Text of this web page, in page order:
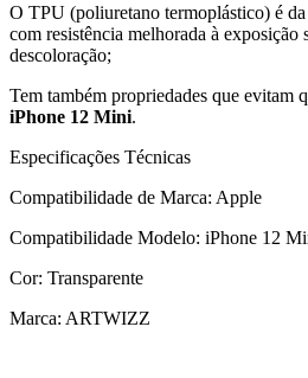
O TPU (poliuretano termoplástico) é
com resistência melhorada à exposição
descoloração;
Tem também propriedades que evitam
iPhone 12 Mini.
Especificações Técnicas
Compatibilidade de Marca: Apple
Compatibilidade Modelo: iPhone 12
Cor: Transparente
Marca: ARTWIZZ